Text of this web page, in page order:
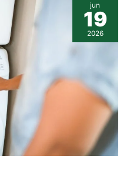
jun
19
2026